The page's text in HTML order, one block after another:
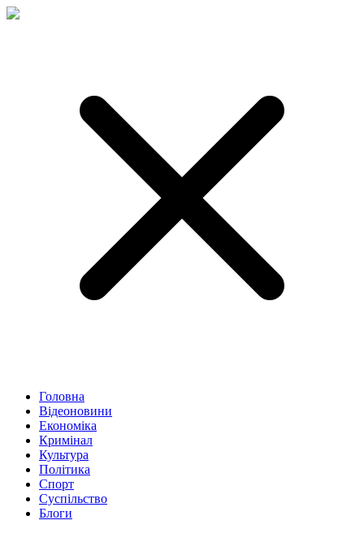
Головна
Відеоновини
Економіка
Кримінал
Культура
Політика
Спорт
Суспільство
Блоги